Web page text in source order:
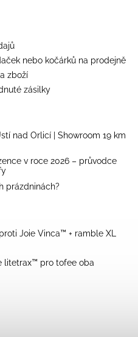
nebo kočárků na prodejně
zboží
zásilky
nad Orlicí | Showroom 19 km
v roce 2026 – průvodce
prázdninách?
Joie Vinca™ + ramble XL
litetrax™ pro tofee oba